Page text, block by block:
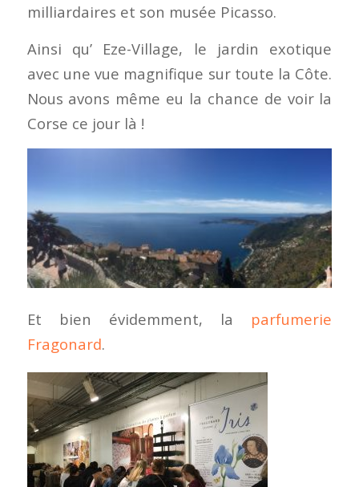
milliardaires et son musée Picasso.
Ainsi qu’ Eze-Village, le jardin exotique
avec une vue magnifique sur toute la Côte.
Nous avons même eu la chance de voir la
Corse ce jour là !
Et bien évidemment, la parfumerie
Fragonard.